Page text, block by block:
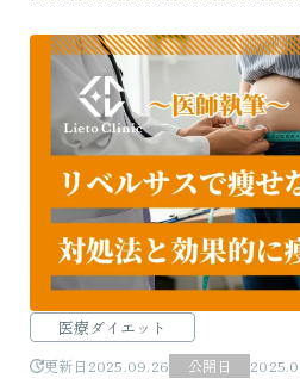
医療ダイエット
更新日 2025.09.26 公開日